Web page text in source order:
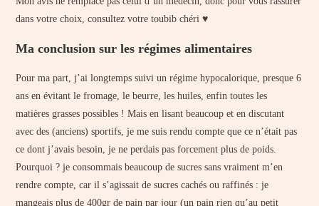
dans votre choix, consultez votre toubib chéri ♥
Ma conclusion sur les régimes alimentaires
Pour ma part, j’ai longtemps suivi un régime hypocalorique, presque 6
ans en évitant le fromage, le beurre, les huiles, enfin toutes les
matières grasses possibles ! Mais en lisant beaucoup et en discutant
avec des (anciens) sportifs, je me suis rendu compte que ce n’était pas
ce dont j’avais besoin, je ne perdais pas forcement plus de poids.
Pourquoi ? je consommais beaucoup de sucres sans vraiment m’en
rendre compte, car il s’agissait de sucres cachés ou raffinés : je
mangeais plus de 400gr de pain par jour (un pain rien qu’au petit